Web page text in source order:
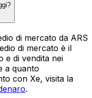
di mercato da ARS
di mercato è il
e di vendita nei
a quanto
con Xe, visita la
.